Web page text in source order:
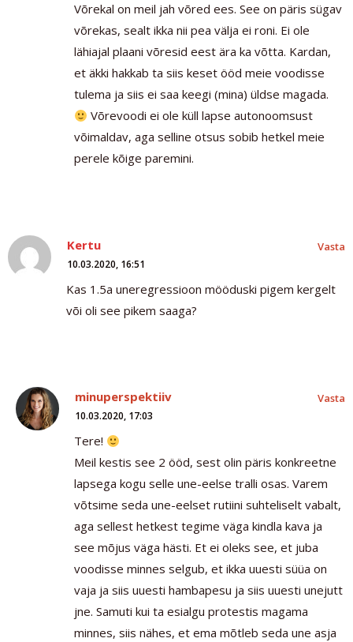
Võrekal on meil jah võred ees. See on päris sügav
võrekas, sealt ikka nii pea välja ei roni. Ei ole
lähiajal plaani võresid eest ära ka võtta. Kardan,
et äkki hakkab ta siis keset ööd meie voodisse
tulema ja siis ei saa keegi (mina) üldse magada.
Võrevoodi ei ole küll lapse autonoomsust
võimaldav, aga selline otsus sobib hetkel meie
perele kõige paremini.
Kertu
10.03.2020, 16:51
Kas 1.5a uneregressioon mööduski pigem kergelt
või oli see pikem saaga?
Vasta
minuperspektiiv
10.03.2020, 17:03
Tere!
Meil kestis see 2 ööd, sest olin päris konkreetne
lapsega kogu selle une-eelse tralli osas. Varem
võtsime seda une-eelset rutiini suhteliselt vabalt,
aga sellest hetkest tegime väga kindla kava ja
see mõjus väga hästi. Et ei oleks see, et juba
voodisse minnes selgub, et ikka uuesti süüa on
vaja ja siis uuesti hambapesu ja siis uuesti unejutt
jne. Samuti kui ta esialgu protestis magama
minnes, siis nähes, et ema mõtleb seda une asja
Vasta